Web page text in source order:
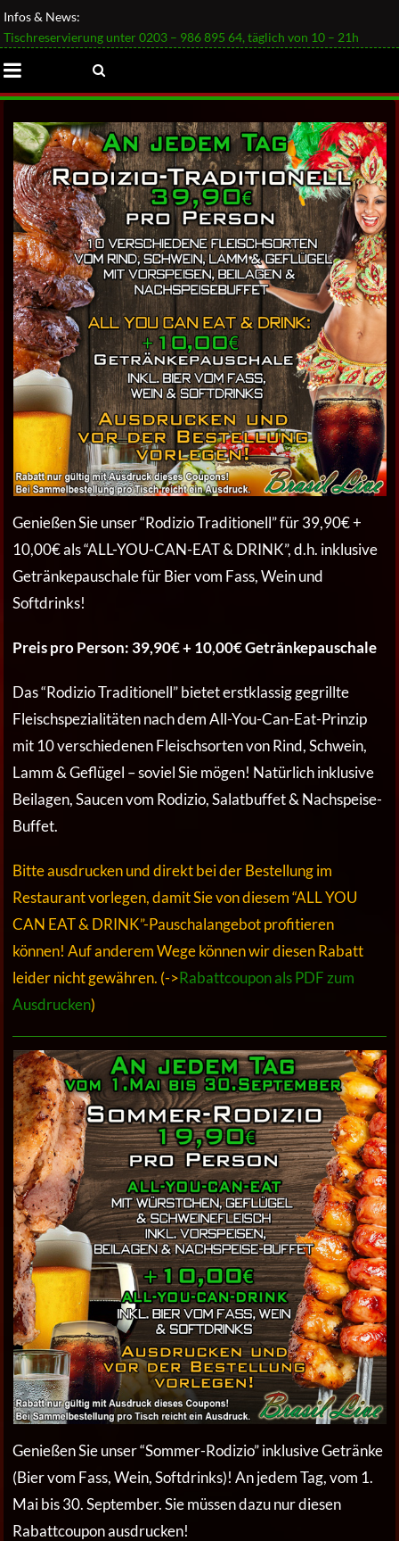
Infos & News:
Tischreservierung unter 0203 – 986 895 64, täglich von 10 – 21h
AKTIONSANGEBOTE
Genießen Sie unser “Rodizio Traditionell” für 39,90€ +
10,00€ als “ALL-YOU-CAN-EAT & DRINK”, d.h. inklusive
Getränkepauschale für Bier vom Fass, Wein und
Softdrinks!
Preis pro Person: 39,90€ + 10,00€ Getränkepauschale
Das “Rodizio Traditionell” bietet erstklassig gegrillte
Fleischspezialitäten nach dem All-You-Can-Eat-Prinzip
mit 10 verschiedenen Fleischsorten von Rind, Schwein,
Lamm & Geflügel – soviel Sie mögen! Natürlich inklusive
Beilagen, Saucen vom Rodizio, Salatbuffet & Nachspeise-
Buffet.
Bitte ausdrucken und direkt bei der Bestellung im
Restaurant vorlegen, damit Sie von diesem “ALL YOU
CAN EAT & DRINK”-Pauschalangebot profitieren
können! Auf anderem Wege können wir diesen Rabatt
leider nicht gewähren. (->Rabattcoupon als PDF zum
Ausdrucken)
Genießen Sie unser “Sommer-Rodizio” inklusive Getränke
(Bier vom Fass, Wein, Softdrinks)! An jedem Tag, vom 1.
Mai bis 30. September. Sie müssen dazu nur diesen
Rabattcoupon ausdrucken!